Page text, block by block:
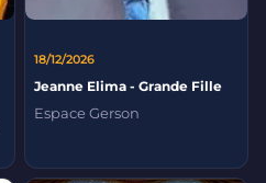
18/12/2026
Jeanne Elima - Grande Fille
Espace Gerson